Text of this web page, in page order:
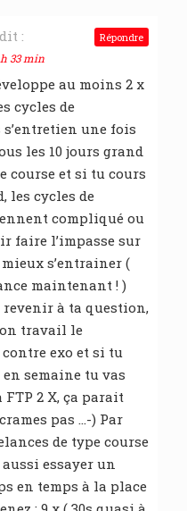
dit :
h 33 min
au moins 2 x
cycles de
une fois
les 10 jours grand
course et si tu cours
les cycles de
compliqué ou
faire l’impasse sur
s’entrainer (
maintenant ! )
à ta question,
on travail le
exo et si tu
semaine tu vas
2 X, ça parait
pas …-) Par
de type course
essayer un
en temps à la place
Répondre